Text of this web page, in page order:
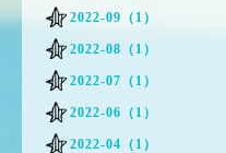
2022-09（1）
2022-08（1）
2022-07（1）
2022-06（1）
2022-04（1）